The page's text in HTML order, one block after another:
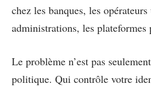
chez les banques, les
administrations, les plateformes
Le problème n’est pas
politique. Qui contrôle votre